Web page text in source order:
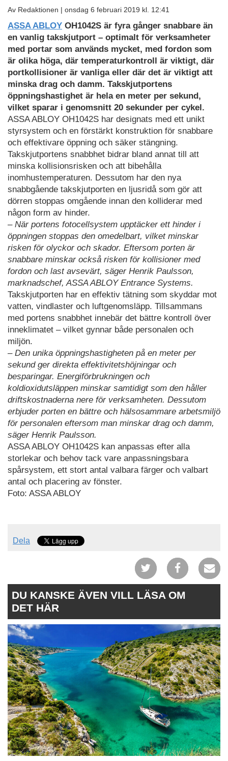
Av Redaktionen | onsdag 6 februari 2019 kl. 12:41
ASSA ABLOY OH1042S är fyra gånger snabbare än
en vanlig takskjutport – optimalt för verksamheter
med portar som används mycket, med fordon som
är olika höga, där temperaturkontroll är viktigt, där
portkollisioner är vanliga eller där det är viktigt att
minska drag och damm. Takskjutportens
öppningshastighet är hela en meter per sekund,
vilket sparar i genomsnitt 20 sekunder per cykel.
ASSA ABLOY OH1042S har designats med ett unikt
styrsystem och en förstärkt konstruktion för snabbare
och effektivare öppning och säker stängning.
Takskjutportens snabbhet bidrar bland annat till att
minska kollisionsrisken och att bibehålla
inomhustemperaturen. Dessutom har den nya
snabbgående takskjutporten en ljusridå som gör att
dörren stoppas omgående innan den kolliderar med
någon form av hinder.
– När portens fotocellsystem upptäcker ett hinder i
öppningen stoppas den omedelbart, vilket minskar
risken för olyckor och skador. Eftersom porten är
snabbare minskar också risken för kollisioner med
fordon och last avsevärt, säger Henrik Paulsson,
marknadschef, ASSA ABLOY Entrance Systems.
Takskjutporten har en effektiv tätning som skyddar mot
vatten, vindlaster och luftgenomsläpp. Tillsammans
med portens snabbhet innebär det bättre kontroll över
inneklimatet – vilket gynnar både personalen och
miljön.
– Den unika öppningshastigheten på en meter per
sekund ger direkta effektivitetshöjningar och
besparingar. Energiförbrukningen och
koldioxidutsläppen minskar samtidigt som den håller
driftskostnaderna nere för verksamheten. Dessutom
erbjuder porten en bättre och hälsosammare arbetsmiljö
för personalen eftersom man minskar drag och damm,
säger Henrik Paulsson.
ASSA ABLOY OH1042S kan anpassas efter alla
storlekar och behov tack vare anpassningsbara
spårsystem, ett stort antal valbara färger och valbart
antal och placering av fönster.
Foto: ASSA ABLOY
Dela
DU KANSKE ÄVEN VILL LÄSA OM
DET HÄR